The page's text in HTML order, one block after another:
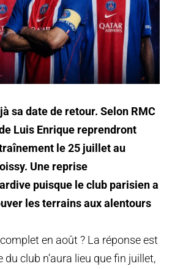
sa date de retour. Selon RMC
Luis Enrique reprendront
le 25 juillet au
Une reprise
puisque le club parisien a
les terrains aux alentours
en août ? La réponse est
du club n’aura lieu que fin juillet,